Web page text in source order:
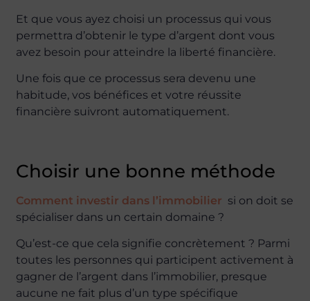
Et que vous ayez choisi un processus qui vous
permettra d’obtenir le type d’argent dont vous
avez besoin pour atteindre la liberté financière.
Une fois que ce processus sera devenu une
habitude, vos bénéfices et votre réussite
financière suivront automatiquement.
Choisir une bonne méthode
Comment investir dans l’immobilier si on doit se
spécialiser dans un certain domaine ?
Qu’est-ce que cela signifie concrètement ? Parmi
toutes les personnes qui participent activement à
gagner de l’argent dans l’immobilier, presque
aucune ne fait plus d’un type spécifique